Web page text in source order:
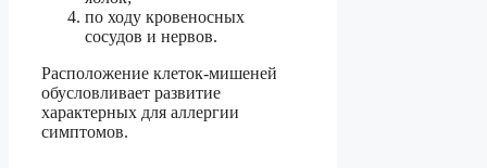
по ходу кровеносных
сосудов и нервов.
Расположение клеток-мишеней
обусловливает развитие
характерных для аллергии
симптомов.